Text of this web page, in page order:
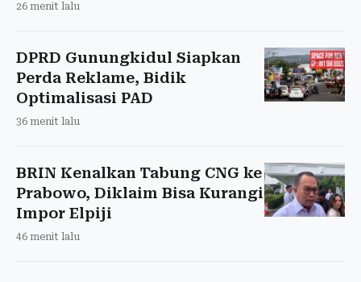
26 menit lalu
DPRD Gunungkidul Siapkan
Perda Reklame, Bidik
Optimalisasi PAD
36 menit lalu
BRIN Kenalkan Tabung CNG ke
Prabowo, Diklaim Bisa Kurangi
Impor Elpiji
46 menit lalu